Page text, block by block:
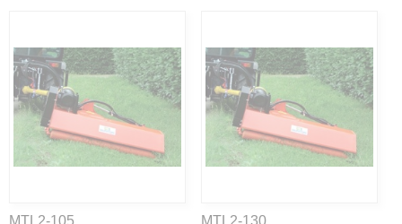
MTL2-105 MTL2-130